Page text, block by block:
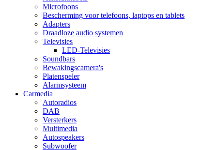
Microfoons
Bescherming voor telefoons, laptops en tablets
Adapters
Draadloze audio systemen
Televisies
LED-Televisies
Soundbars
Bewakingscamera's
Platenspeler
Alarmsysteem
Carmedia
Autoradios
DAB
Versterkers
Multimedia
Autospeakers
Subwoofer